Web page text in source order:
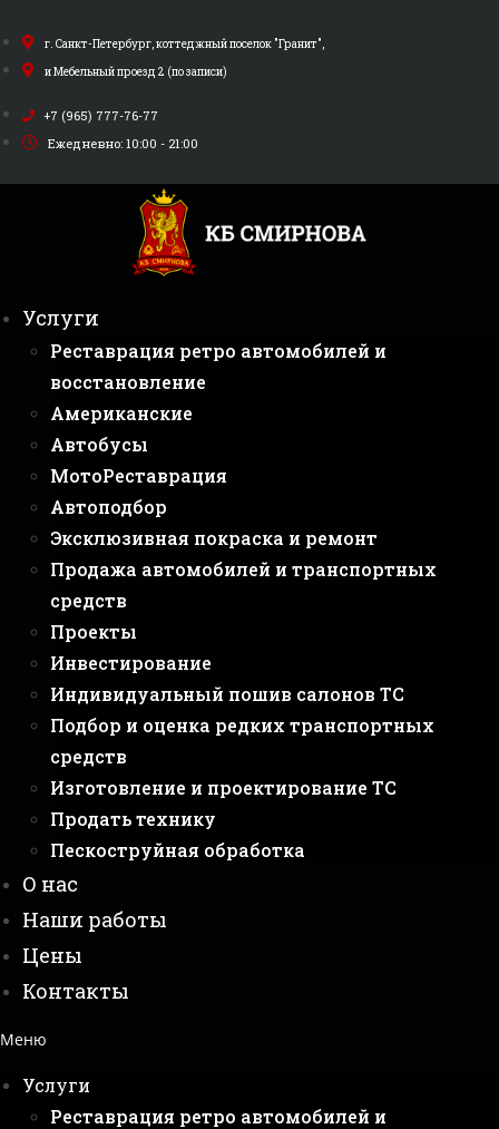
к
содержимому
г. Санкт-Петербург, коттеджный поселок "Гранит",
и Мебельный проезд 2 (по записи)
+7 (965) 777-76-77
Ежедневно: 10:00 - 21:00
Услуги
Реставрация ретро автомобилей и
восстановление
Американские
Автобусы
МотоРеставрация
Автоподбор
Эксклюзивная покраска и ремонт
Продажа автомобилей и транспортных
средств
Проекты
Инвестирование
Индивидуальный пошив салонов ТС
Подбор и оценка редких транспортных
средств
Изготовление и проектирование ТС
Продать технику
Пескоструйная обработка
О нас
Наши работы
Цены
Контакты
Меню
Услуги
Реставрация ретро автомобилей и